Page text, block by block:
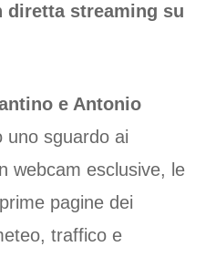
diretta streaming su
e Antonio
sguardo ai
webcam esclusive, le
pagine dei
traffico e